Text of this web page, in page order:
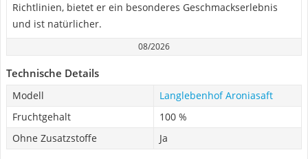
Richtlinien, bietet er ein besonderes Geschmackserlebnis
und ist natürlicher.
08/2026
Technische Details
Modell
Langlebenhof Aroniasaft
Fruchtgehalt
100 %
Ohne Zusatzstoffe
Ja